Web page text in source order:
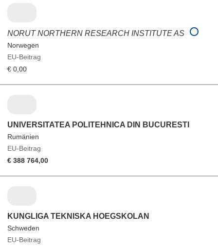
NORUT NORTHERN RESEARCH INSTITUTE AS
Norwegen
EU-Beitrag
€ 0,00
UNIVERSITATEA POLITEHNICA DIN BUCURESTI
Rumänien
EU-Beitrag
€ 388 764,00
KUNGLIGA TEKNISKA HOEGSKOLAN
Schweden
EU-Beitrag